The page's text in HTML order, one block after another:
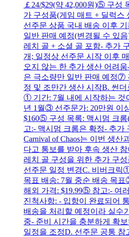
￡24/$29(약 42,000원)⑤ 구성
가 구성품(게임 매트 + 딜럭
선주문 상품 국내 배송 이후
일반 판매 예정(변경될 수 있
레치 골 + 소셜 골 포함- 추가
개; 일정상 선주문 시작 이후
오지 않는 한 추가 생산 어려
은 극소량만 일반 판매 예정⑦
정 및 조만간 생산 시작B. 썬
① 기간: 7월 내에 시작하는 것
년 1월③ 선주문가: 20만원 이
$160⑤ 구성 목록: 맥시멈 크
고:- 맥시멈 크롬은 확정- 추가
Carnival of Chaos는 이번 생산
다고 통보를 받아 후속 생산
레치 골 구성을 위한 추가 구
선주문 일정 변경C. 비버크
목표 배송: 7월 중순 배송 목
해외 가격: $19.99⑤ 참고:- 여
진척사항: - 입항이 완료되어
배송을 처리할 예정이라 실수
중- 준비 시간을 충분하게 확
일정을 조정D. 선주문 공통 참